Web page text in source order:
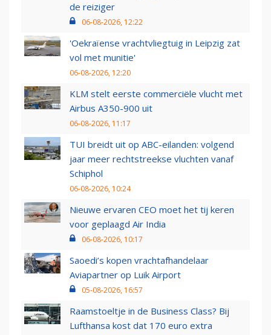
de reiziger
06-08-2026, 12:22
'Oekraïense vrachtvliegtuig in Leipzig zat
vol met munitie'
06-08-2026, 12:20
KLM stelt eerste commerciële vlucht met
Airbus A350-900 uit
06-08-2026, 11:17
TUI breidt uit op ABC-eilanden: volgend
jaar meer rechtstreekse vluchten vanaf
Schiphol
06-08-2026, 10:24
Nieuwe ervaren CEO moet het tij keren
voor geplaagd Air India
06-08-2026, 10:17
Saoedi’s kopen vrachtafhandelaar
Aviapartner op Luik Airport
05-08-2026, 16:57
Raamstoeltje in de Business Class? Bij
Lufthansa kost dat 170 euro extra